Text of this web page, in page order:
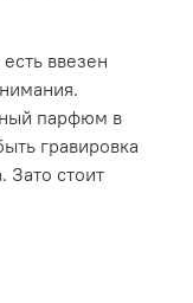
ввезен
парфюм в
гравировка
Зато стоит